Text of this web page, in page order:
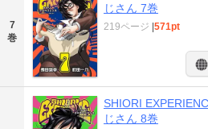
7
巻
じさん 7巻
219ページ |571pt
SHIORI
じさん 8巻